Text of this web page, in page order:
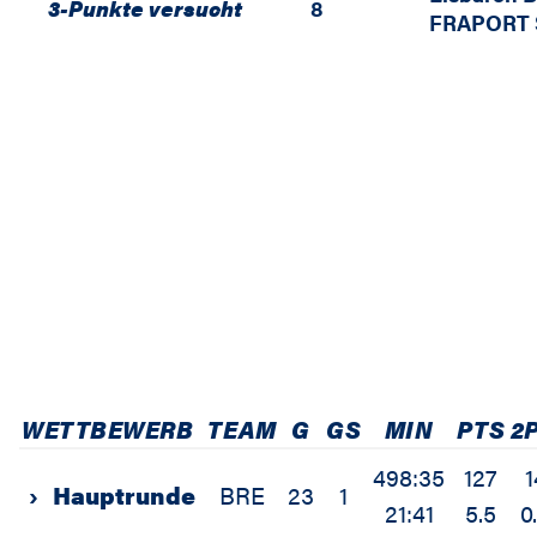
3-Punkte versucht 8
WETTBEWERB TEAM G GS MIN PTS
› Hauptrunde BRE 23 1
498:35
21:41
127
5.5